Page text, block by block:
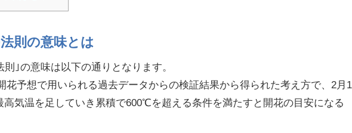
則の意味とは
則｣の意味は以下の通りとなります。
予想で用いられる過去データからの検証結果から得られた考え方で、2月1
高気温を足していき累積で600℃を超える条件を満たすと開花の目安になる